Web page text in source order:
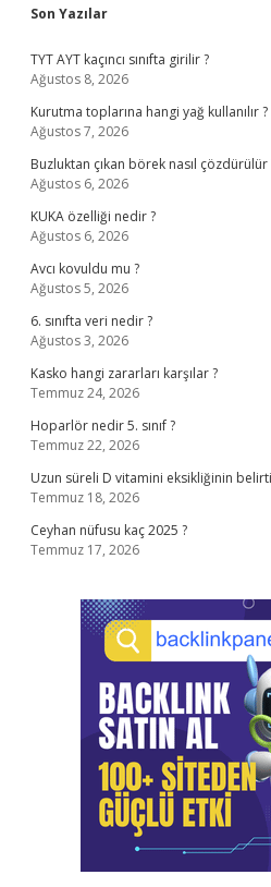
Sidebar
Son Yazılar
TYT AYT kaçıncı sınıfta girilir ?
Ağustos 8, 2026
Kurutma toplarına hangi yağ kullanılır ?
Ağustos 7, 2026
Buzluktan çıkan börek nasıl çözdürülür
Ağustos 6, 2026
KUKA özelliği nedir ?
Ağustos 6, 2026
Avcı kovuldu mu ?
Ağustos 5, 2026
6. sınıfta veri nedir ?
Ağustos 3, 2026
Kasko hangi zararları karşılar ?
Temmuz 24, 2026
Hoparlör nedir 5. sınıf ?
Temmuz 22, 2026
Uzun süreli D vitamini eksikliğinin
Temmuz 18, 2026
Ceyhan nüfusu kaç 2025 ?
Temmuz 17, 2026